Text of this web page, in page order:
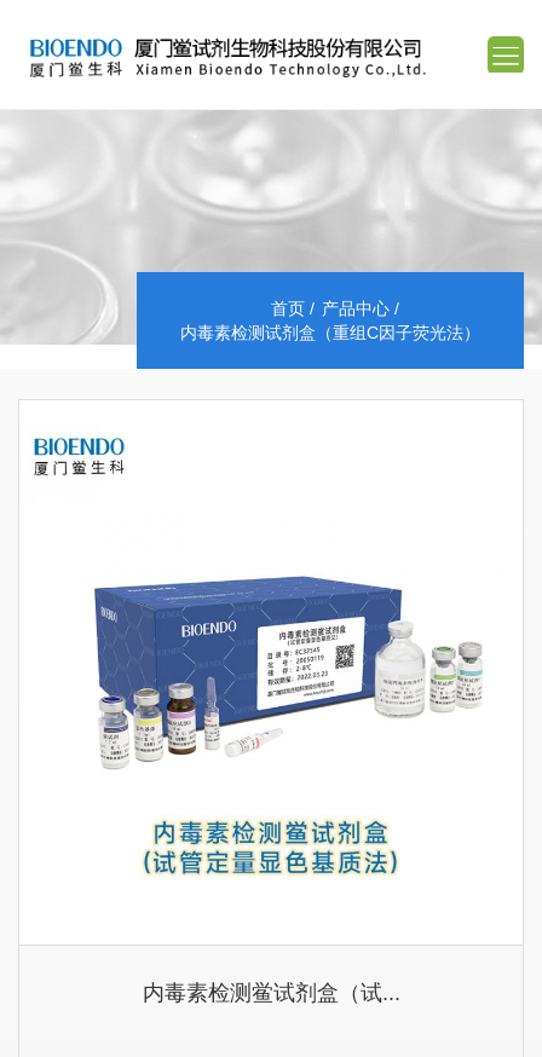
首页
产品中心
内毒素检测试剂盒（重组C因子荧光法）
内毒素检测鲎试剂盒（试...